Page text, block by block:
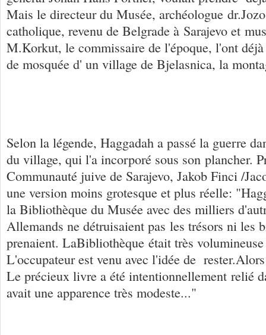
Mais le directeur du Musée, archéologue
catholique, revenu de Belgrade à Sarajevo et
M.Korkut, le commissaire de l'époque, l'ont
de mosquée d' un village de Bjelasnica, la
Selon la légende, Haggadah a passé la guerre
du village, qui l'a incorporé sous son plancher.
Communauté juive de Sarajevo, Jakob Finci /
une version moins grotesque et plus réelle:
la Bibliothèque du Musée avec des milliers
Allemands ne détruisaient pas les trésors ni les
prenaient. LaBibliothèque était très
L'occupateur est venu avec l'idée de
Le précieux livre a été intentionnellement relié
avait une apparence très modeste..."